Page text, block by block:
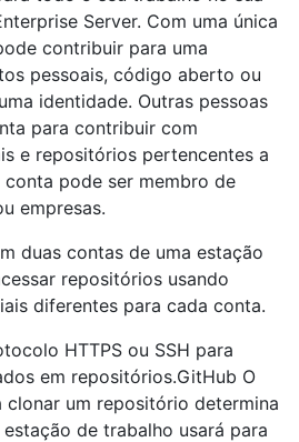
Server. Com uma única
contribuir para uma
pessoais, código aberto ou
identidade. Outras pessoas
para contribuir com
e repositórios pertencentes a
conta pode ser membro de
empresas.
duas contas de uma estação
repositórios usando
diferentes para cada conta.
HTTPS ou SSH para
em repositórios.GitHub O
um repositório determina
de trabalho usará para